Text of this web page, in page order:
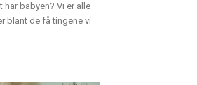
har babyen? Vi er alle
blant de få tingene vi